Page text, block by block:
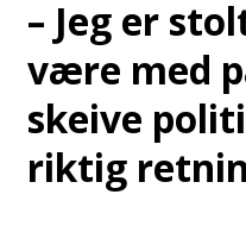
– Jeg er
være med
skeive
riktig